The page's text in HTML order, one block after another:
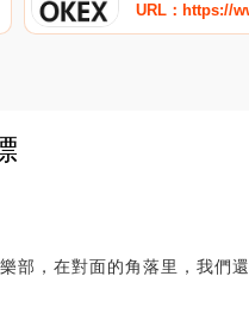
URL：https://
部，在對面的角落里，我們